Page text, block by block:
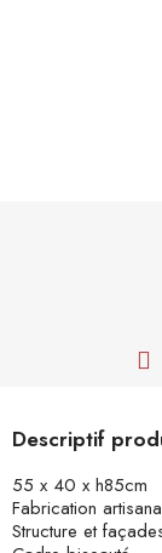
Descriptif
55 x 40 x h85cm
Fabrication
Structure et